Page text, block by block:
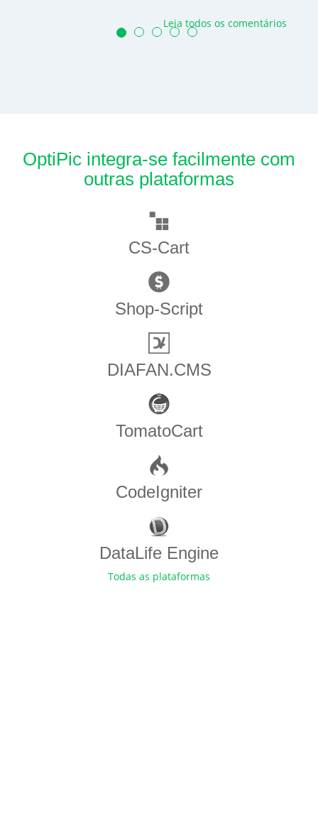
Leia todos os comentários
OptiPic integra-se facilmente com
outras plataformas
CS-Cart
Shop-Script
DIAFAN.CMS
TomatoCart
CodeIgniter
DataLife Engine
Todas as plataformas